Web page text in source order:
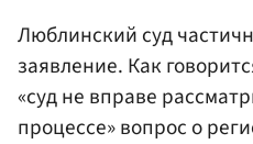
Люблинский суд
заявление. Как
«суд не вправе
процессе» вопрос о